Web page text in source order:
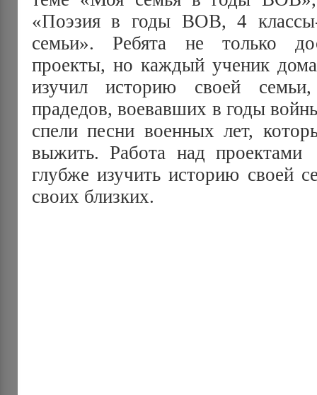
«Поэзия в годы ВОВ, 4
семьи». Ребята не только
проекты, но каждый ученик
изучил историю своей
прадедов, воевавших в годы
спели песни военных лет,
выжить. Работа над
глубже изучить историю своей
своих близких.